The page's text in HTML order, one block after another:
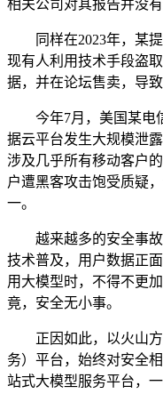
相关公司对其报告并没
同样在2023年，某提
现有人利用技术手段盗
据，并在论坛售卖，导
今年7月，美国某电
据云平台发生大规模泄
涉及几乎所有移动客户
户遭黑客攻击饱受质疑
一。
越来越多的安全事故
技术普及，用户数据正
用大模型时，不得不更
竟，安全无小事。
正因如此，以火山方
务）平台，始终对安全
站式大模型服务平台，